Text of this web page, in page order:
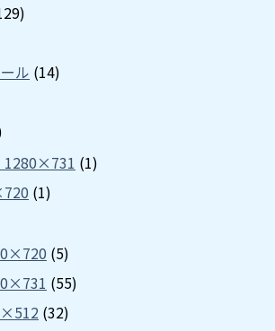
ル (14)
1280×731 (1)
(1)
(5)
(55)
(32)